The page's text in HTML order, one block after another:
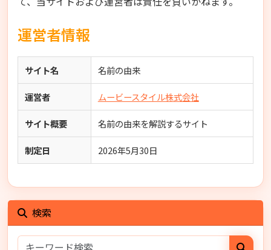
運営者情報
サイト名 名前の由来
運営者 ムービースタイル株式会社
サイト概要 名前の由来を解説するサイト
制定日 2026年5月30日
検索